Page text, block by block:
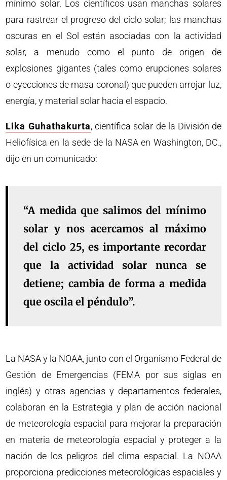
mínimo solar. Los científicos usan manchas solares
para rastrear el progreso del ciclo solar; las manchas
oscuras en el Sol están asociadas con la actividad
solar, a menudo como el punto de origen de
explosiones gigantes (tales como erupciones solares
o eyecciones de masa coronal) que pueden arrojar luz,
energía, y material solar hacia el espacio.
Lika Guhathakurta, científica solar de la División de
Heliofísica en la sede de la NASA en Washington, DC.,
dijo en un comunicado:
“A medida que salimos del mínimo
solar y nos acercamos al máximo
del ciclo 25, es importante recordar
que la actividad solar nunca se
detiene; cambia de forma a medida
que oscila el péndulo”.
La NASA y la NOAA, junto con el Organismo Federal de
Gestión de Emergencias (FEMA por sus siglas en
inglés) y otras agencias y departamentos federales,
colaboran en la Estrategia y plan de acción nacional
de meteorología espacial para mejorar la preparación
en materia de meteorología espacial y proteger a la
nación de los peligros del clima espacial. La NOAA
proporciona predicciones meteorológicas espaciales y